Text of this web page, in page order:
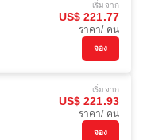
เริ่มจาก
US$ 221.77
ราคา/ คน
จอง
เริ่มจาก
US$ 221.93
ราคา/ คน
จอง